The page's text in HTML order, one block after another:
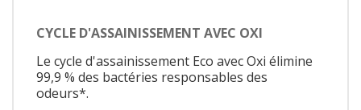
CYCLE D'ASSAINISSEMENT AVEC OXI
Le cycle d'assainissement Eco avec Oxi élimine
99,9 % des bactéries responsables des
odeurs*.